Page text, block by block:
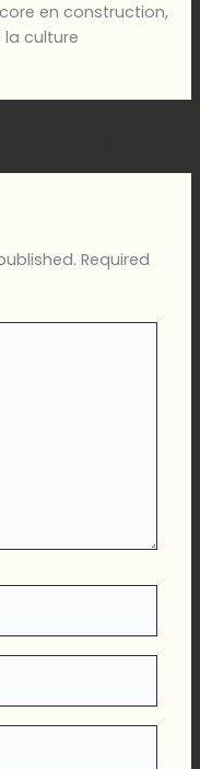
en construction,
culture
Required